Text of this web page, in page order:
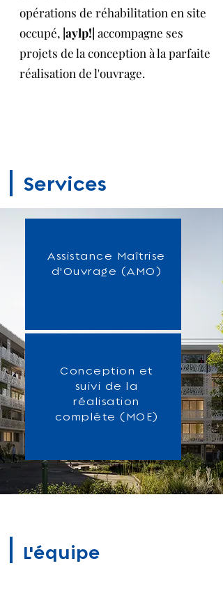
opérations de réhabilitation en site
occupé, |aylp!| accompagne ses
projets de la conception à la parfaite
réalisation de l'ouvrage.
Services
Assistance Maîtrise
d'Ouvrage (AMO)
Conception et
suivi de la
réalisation
complète (MOE)
L'équipe